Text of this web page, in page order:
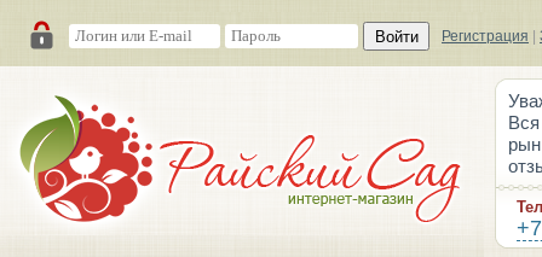
Войти Регистрация